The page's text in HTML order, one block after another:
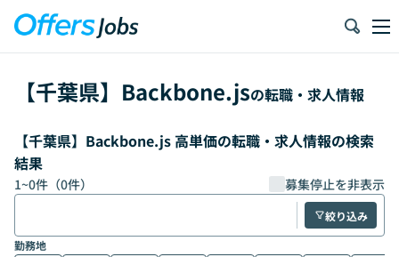
【千葉県】 Backbone.jsの転職・求人情報
【千葉県】Backbone.js 高単価の転職・求人情報の検索
結果
1~0件（0件） 募集停止を非表示
絞り込み
勤務地